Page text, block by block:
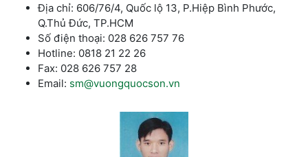
Địa chỉ: 606/76/4, Quốc lộ 13, P.Hiệp Bình Phước,
Q.Thủ Đức, TP.HCM
Số điện thoại: 028 626 757 76
Hotline: 0818 21 22 26
Fax: 028 626 757 28
Email: sm@vuongquocson.vn